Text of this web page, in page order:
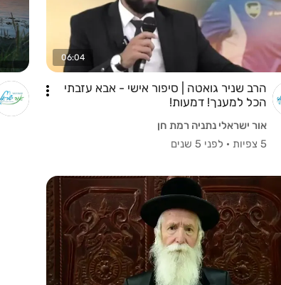
06:04
הרב שניר גואטה | סיפור אישי - אבא עזבתי
הכל למענך! דמעות!
אור ישראלי נתניה רמת חן
5 צפיות
· לפני 5 שנים